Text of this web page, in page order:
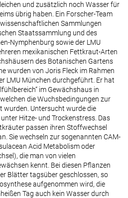
und zusätzlich noch Wasser für
übrig haben. Ein Forscher-Team
Sammlungen
Staatssammlung und des
Nymphenburg sowie der LMU
mexikanischen Fettkraut-Arten
des Botanischen Gartens
wurden von Joris Fleck im Rahmen
LMU München durchgeführt. Er hat
im Gewächshaus in
die Wuchsbedingungen zur
wurden. Untersucht wurde die
Hitze- und Trockenstress. Das
passen ihren Stoffwechsel
Sie wechseln zur sogenannten CAM-
Acid Metabolism oder
die man von vielen
kennt. Bei diesen Pflanzen
Blätter tagsüber geschlossen, so
aufgenommen wird, die
Tag auch kein Wasser durch